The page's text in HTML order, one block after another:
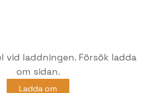
vid laddningen. Försök ladda
om sidan.
Ladda om